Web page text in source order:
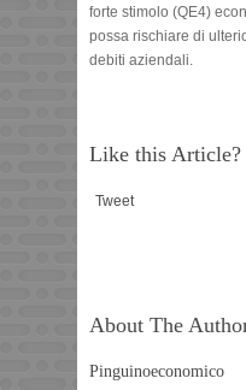
forte stimolo (QE4)
possa rischiare di
debiti aziendali.
Like this Article?
Tweet
About The
Pinguinoeconomico